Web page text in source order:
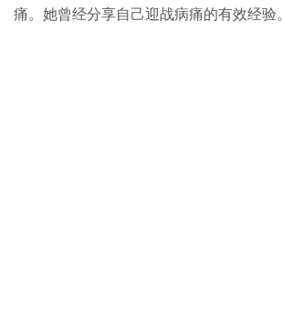
痛。她曾经分享自己迎战病痛的有效经验。